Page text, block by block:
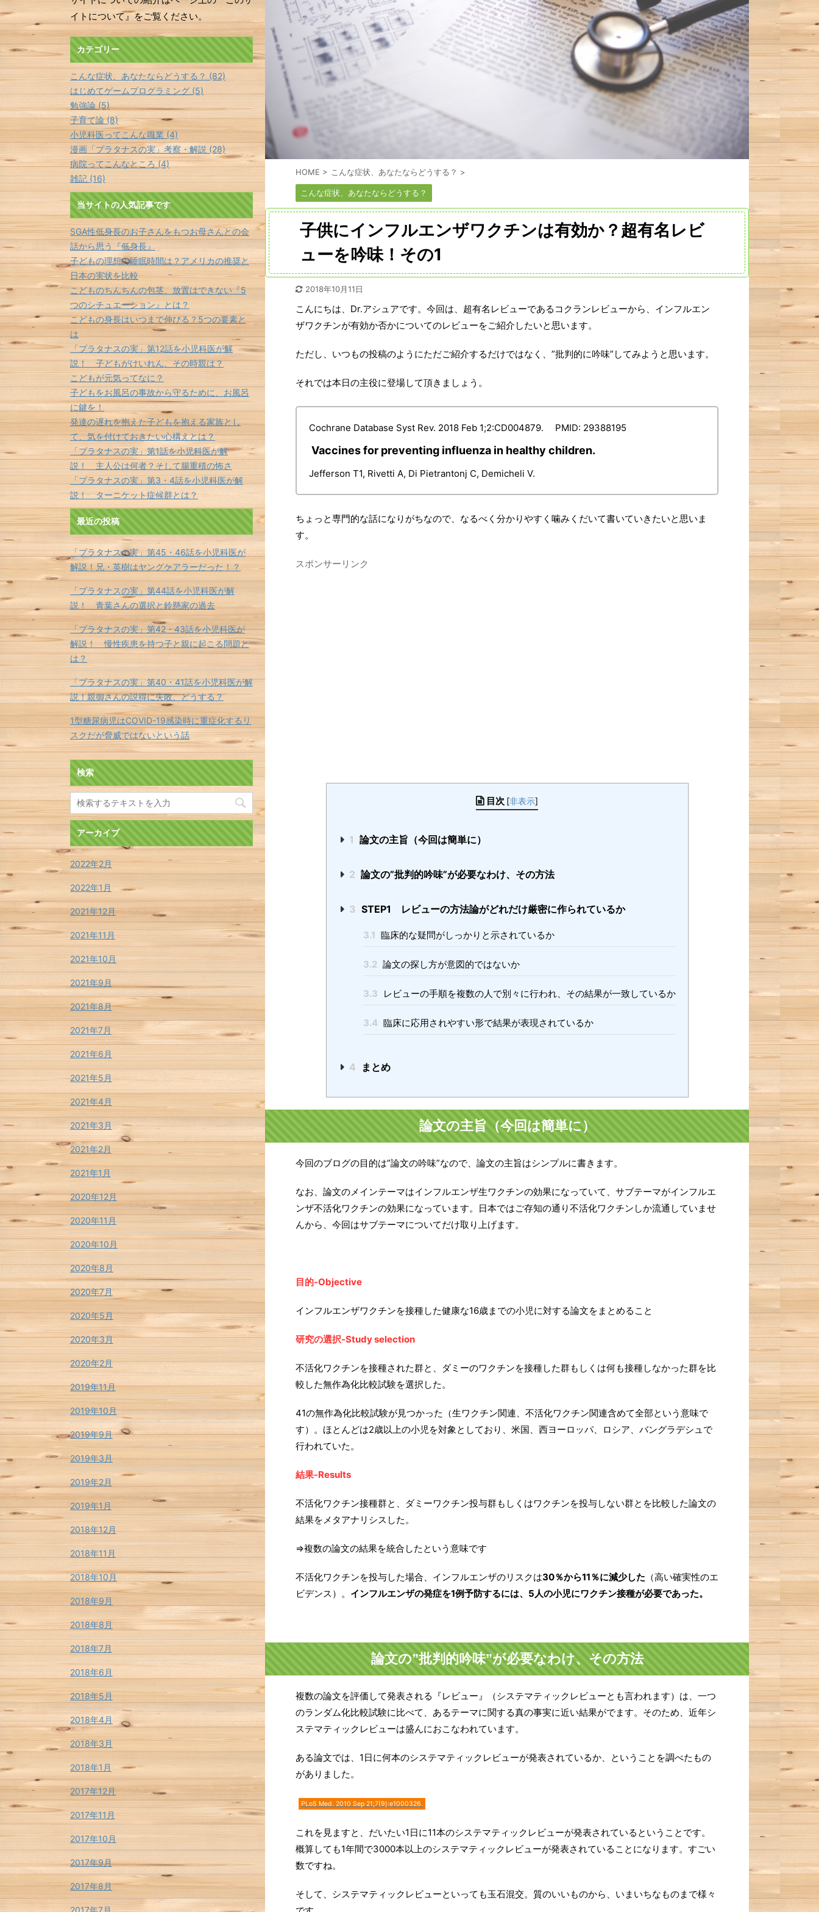
HOME > こんな症状、あなたならどうする？ >
こんな症状、あなたならどうする？
子供にインフルエンザワクチンは有効か？超有名レビ
ューを吟味！その1
2018年10月11日
こんにちは、Dr.アシュアです。今回は、超有名レビューであるコクランレビューから、インフルエン
ザワクチンが有効か否かについてのレビューをご紹介したいと思います。
ただし、いつもの投稿のようにただご紹介するだけではなく、”批判的に吟味”してみようと思います。
それでは本日の主役に登場して頂きましょう。
Cochrane Database Syst Rev. 2018 Feb 1;2:CD004879. PMID: 29388195
Vaccines for preventing influenza in healthy children.
Jefferson T1, Rivetti A, Di Pietrantonj C, Demicheli V.
ちょっと専門的な話になりがちなので、なるべく分かりやすく噛みくだいて書いていきたいと思いま
す。
スポンサーリンク
目次 [非表示]
1 論文の主旨（今回は簡単に）
2 論文の”批判的吟味”が必要なわけ、その方法
3 STEP1 レビューの方法論がどれだけ厳密に作られているか
3.1 臨床的な疑問がしっかりと示されているか
3.2 論文の探し方が意図的ではないか
3.3 レビューの手順を複数の人で別々に行われ、その結果が一致しているか
3.4 臨床に応用されやすい形で結果が表現されているか
4 まとめ
論文の主旨（今回は簡単に）
今回のブログの目的は”論文の吟味”なので、論文の主旨はシンプルに書きます。
なお、論文のメインテーマはインフルエンザ生ワクチンの効果になっていて、サブテーマがインフルエ
ンザ不活化ワクチンの効果になっています。日本ではご存知の通り不活化ワクチンしか流通していませ
んから、今回はサブテーマについてだけ取り上げます。
目的-Objective
インフルエンザワクチンを接種した健康な16歳までの小児に対する論文をまとめること
研究の選択-Study selection
不活化ワクチンを接種された群と、ダミーのワクチンを接種した群もしくは何も接種しなかった群を比
較した無作為化比較試験を選択した。
41の無作為化比較試験が見つかった（生ワクチン関連、不活化ワクチン関連含めて全部という意味で
す）。ほとんどは2歳以上の小児を対象としており、米国、西ヨーロッパ、ロシア、バングラデシュで
行われていた。
結果-Results
不活化ワクチン接種群と、ダミーワクチン投与群もしくはワクチンを投与しない群とを比較した論文の
結果をメタアナリシスした。
⇒複数の論文の結果を統合したという意味です
不活化ワクチンを投与した場合、インフルエンザのリスクは30％から11％に減少した （高い確実性のエ
ビデンス）。 インフルエンザの発症を1例予防するには、5人の小児にワクチン接種が必要であった。
論文の”批判的吟味”が必要なわけ、その方法
複数の論文を評価して発表される『レビュー』（システマティックレビューとも言われます）は、一つ
のランダム化比較試験に比べて、あるテーマに関する真の事実に近い結果がでます。そのため、近年シ
ステマティックレビューは盛んにおこなわれています。
ある論文では、1日に何本のシステマティックレビューが発表されているか、ということを調べたもの
がありました。
PLoS Med. 2010 Sep 21;7(9):e1000326.
これを見ますと、だいたい1日に11本のシステマティックレビューが発表されているということです。
概算しても1年間で3000本以上のシステマティックレビューが発表されていることになります。すごい
数ですね。
そして、システマティックレビューといっても玉石混交。質のいいものから、いまいちなものまで様々
イトについて』をご覧ください。
カテゴリー
こんな症状、あなたならどうする？ (82)
はじめてゲームプログラミング (5)
勉強論 (5)
子育て論 (8)
小児科医ってこんな職業 (4)
漫画「プラタナスの実」考察・解説 (28)
病院ってこんなところ (4)
雑記 (16)
当サイトの人気記事です
SGA性低身長のお子さんをもつお母さんとの会
話から思う『低身長』
子どもの理想の睡眠時間は？アメリカの推奨と
日本の実状を比較
こどものちんちんの包茎、放置はできない『5
つのシチュエーション』とは？
こどもの身長はいつまで伸びる？5つの要素と
は
「プラタナスの実」第12話を小児科医が解
説！ 子どもがけいれん、その時親は？
こどもが元気ってなに？
子どもをお風呂の事故から守るために、お風呂
に鍵を！
発達の遅れを抱えた子どもを抱える家族とし
て、気を付けておきたい心構えとは？
「プラタナスの実」第1話を小児科医が解
説！ 主人公は何者？そして腸重積の怖さ
「プラタナスの実」第3・4話を小児科医が解
説！ ターニケット症候群とは？
最近の投稿
「プラタナスの実」第45・46話を小児科医が
解説！兄・英樹はヤングケアラーだった！？
「プラタナスの実」第44話を小児科医が解
説！ 青葉さんの選択と鈴懸家の過去
「プラタナスの実」第42・43話を小児科医が
解説！ 慢性疾患を持つ子と親に起こる問題と
は？
「プラタナスの実」第40・41話を小児科医が解
説！親御さんの説得に失敗、どうする？
1型糖尿病児はCOVID-19感染時に重症化するリ
スクだが脅威ではないという話
検索
アーカイブ
2022年2月
2022年1月
2021年12月
2021年11月
2021年10月
2021年9月
2021年8月
2021年7月
2021年6月
2021年5月
2021年4月
2021年3月
2021年2月
2021年1月
2020年12月
2020年11月
2020年10月
2020年8月
2020年7月
2020年5月
2020年3月
2020年2月
2019年11月
2019年10月
2019年9月
2019年3月
2019年2月
2019年1月
2018年12月
2018年11月
2018年10月
2018年9月
2018年8月
2018年7月
2018年6月
2018年5月
2018年4月
2018年3月
2018年1月
2017年12月
2017年11月
2017年10月
2017年9月
2017年8月
2017年7月